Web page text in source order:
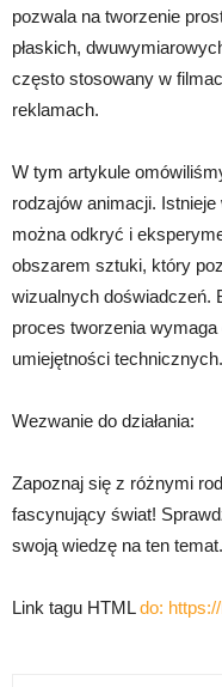
pozwala na tworzenie
płaskich,
często stosowany w
reklamach.
W tym artykule
rodzajów animacji.
można odkryć i
obszarem sztuki, który
wizualnych doświadczeń.
proces tworzenia
umiejętności technicznych.
Wezwanie do działania:
Zapoznaj się z różnymi
fascynujący świat!
swoją wiedzę na ten
Link tagu HTMLdo: